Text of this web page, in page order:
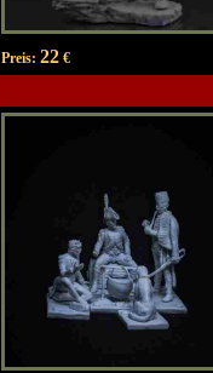
Preis: 22€